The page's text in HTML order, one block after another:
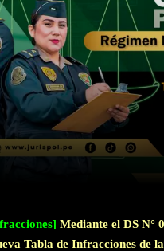
Twitter
Mediante el DS N°
Tabla de Infracciones de